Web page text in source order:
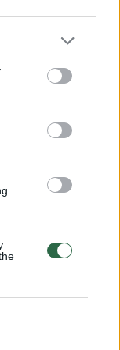
(5)
gali
erdvę.